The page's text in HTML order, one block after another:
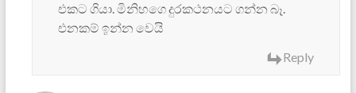
එකට ගියා. මිනිහගෙ දුරකථනයට ගන්න බෑ.
එනකම් ඉන්න වෙයි
Reply